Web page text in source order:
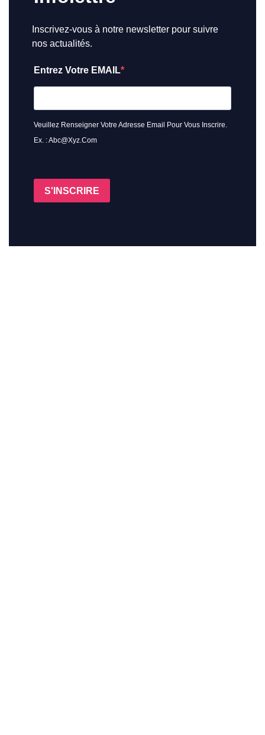
Inscrivez-vous à notre newsletter pour suivre
nos actualités.
Entrez Votre EMAIL
Veuillez Renseigner Votre Adresse Email Pour Vous Inscrire.
Ex. : Abc@xyz.com
S'INSCRIRE